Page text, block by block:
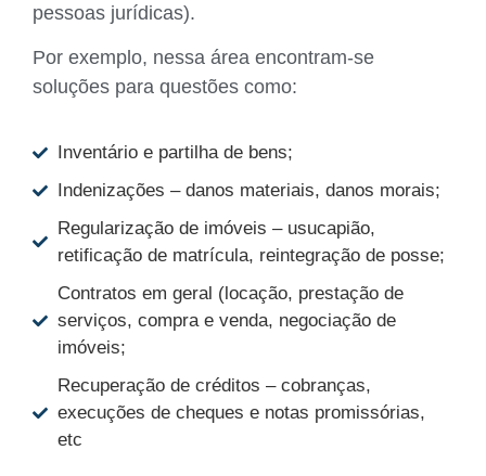
pessoas jurídicas).
Por exemplo, nessa área encontram-se
soluções para questões como:
Inventário e partilha de bens;
Indenizações – danos materiais, danos morais;
Regularização de imóveis – usucapião,
retificação de matrícula, reintegração de posse;
Contratos em geral (locação, prestação de
serviços, compra e venda, negociação de
imóveis;
Recuperação de créditos – cobranças,
execuções de cheques e notas promissórias,
etc